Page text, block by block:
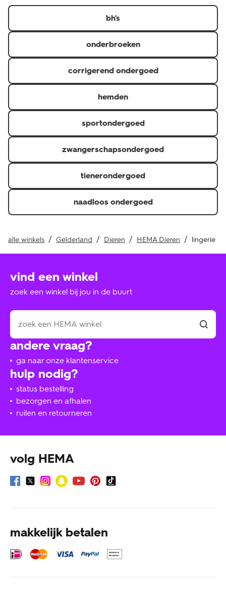
er in diverse kleuren, designs en verschillende maten.
bh's
onderbroeken
corrigerend ondergoed
hemden
sportondergoed
zwangerschapsondergoed
tienerondergoed
naadloos ondergoed
alle winkels Gelderland Dieren HEMA Dieren lingerie
hulp nodig?
status bestelling
bezorgen en afhalen
ruilen en retourneren
andere vraag?
ga naar onze klantenservice
vind een winkel
zoek een winkel bij jou in de buurt
volg HEMA
makkelijk betalen